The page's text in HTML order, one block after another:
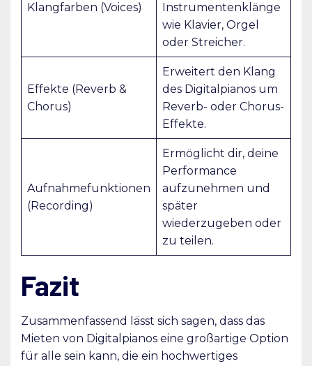
Klangfarben (Voices)
Instrumentenklänge
wie Klavier, Orgel
oder Streicher.
Effekte (Reverb &
Chorus)
Erweitert den Klang
des Digitalpianos um
Reverb- oder Chorus-
Effekte.
Aufnahmefunktionen
(Recording)
Ermöglicht dir, deine
Performance
aufzunehmen und
später
wiederzugeben oder
zu teilen.
Fazit
Zusammenfassend lässt sich sagen, dass das
Mieten von Digitalpianos eine großartige Option
für alle sein kann, die ein hochwertiges